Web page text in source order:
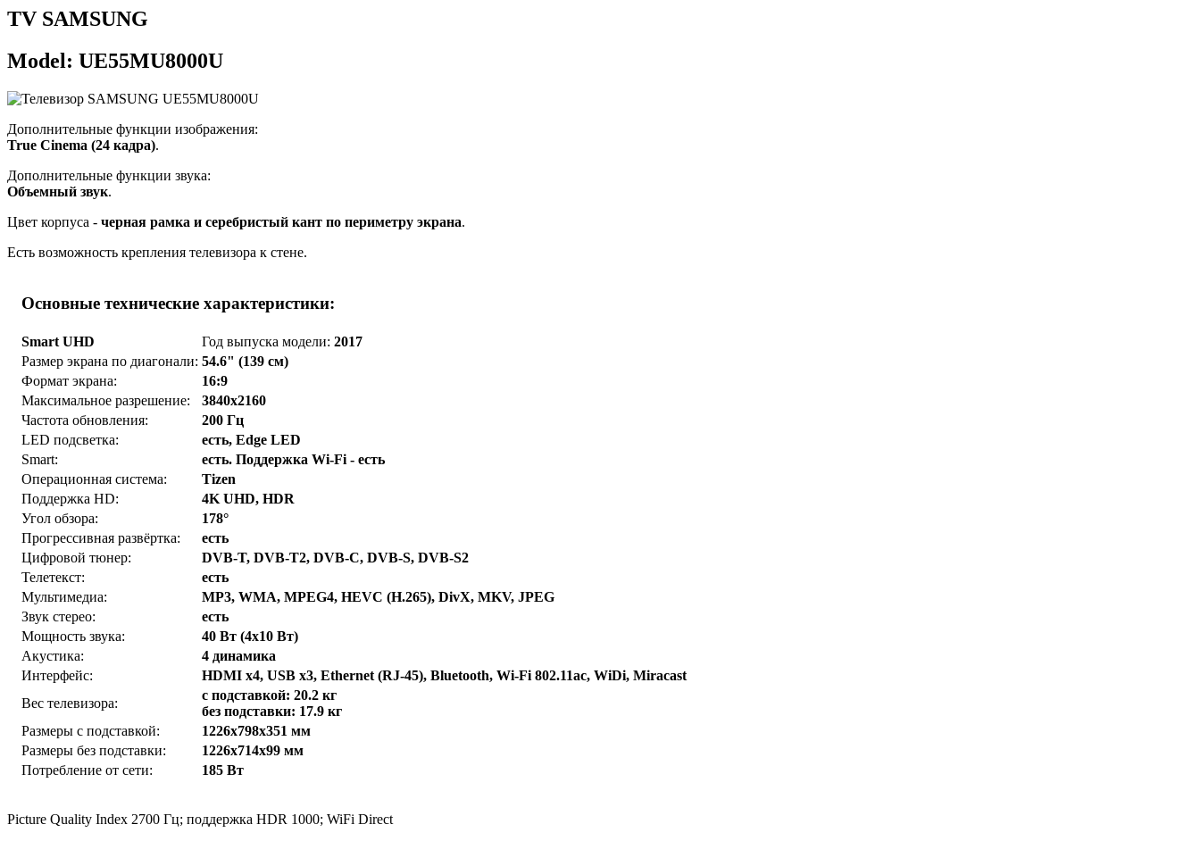
TV SAMSUNG
Model: UE55MU8000U
Дополнительные функции изображения:
True Cinema (24 кадра).
Дополнительные функции звука:
Объемный звук.
Цвет корпуса - черная рамка и серебристый кант по периметру экрана.
Есть возможность крепления телевизора к стене.
Основные технические характеристики:
Smart UHD Год выпуска модели:2017
Размер экрана по диагонали: 54.6" (139 см)
Формат экрана:
16:9
Максимальное разрешение:
3840x2160
Частота обновления:
200 Гц
LED подсветка:
есть, Edge LED
Smart:
есть. Поддержка Wi-Fi - есть
Операционная система:
Tizen
Поддержка HD:
4K UHD, HDR
Угол обзора:
178°
Прогрессивная развёртка:
есть
Цифровой тюнер:
DVB-T, DVB-T2, DVB-C, DVB-S, DVB-S2
Телетекст:
есть
Мультимедиа:
MP3, WMA, MPEG4, HEVC (H.265), DivX, MKV, JPEG
Звук стерео:
есть
Мощность звука:
40 Вт (4х10 Вт)
Акустика:
4 динамика
Интерфейс:
HDMI x4, USB x3, Ethernet (RJ-45), Bluetooth, Wi-Fi 802.11ac, WiDi, Miracast
Вес телевизора:
с подставкой: 20.2 кг
без подставки: 17.9 кг
Размеры с подставкой:
1226x798x351 мм
Размеры без подставки:
1226x714x99 мм
Потребление от сети:
185 Вт
Picture Quality Index 2700 Гц; поддержка HDR 1000; WiFi Direct